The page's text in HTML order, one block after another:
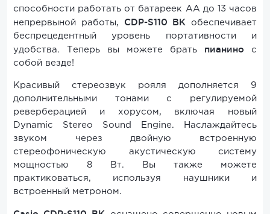
способности работать от батареек AA до 13 часов
непрервыной работы,
CDP-S110 BK
обеспечивает
беспрецедентный уровень портативности и
удобства. Теперь вы можете брать пианино с
собой везде!
Красивый стереозвук рояля дополняется 9
дополнительными тонами с регулируемой
реверберацией и хорусом, включая новый
Dynamic Stereo Sound Engine. Наслаждайтесь
звуком через двойную встроенную
стереофоническую акустическую систему
мощностью 8 Вт. Вы также можете
практиковаться, используя наушники и
встроенный метроном.